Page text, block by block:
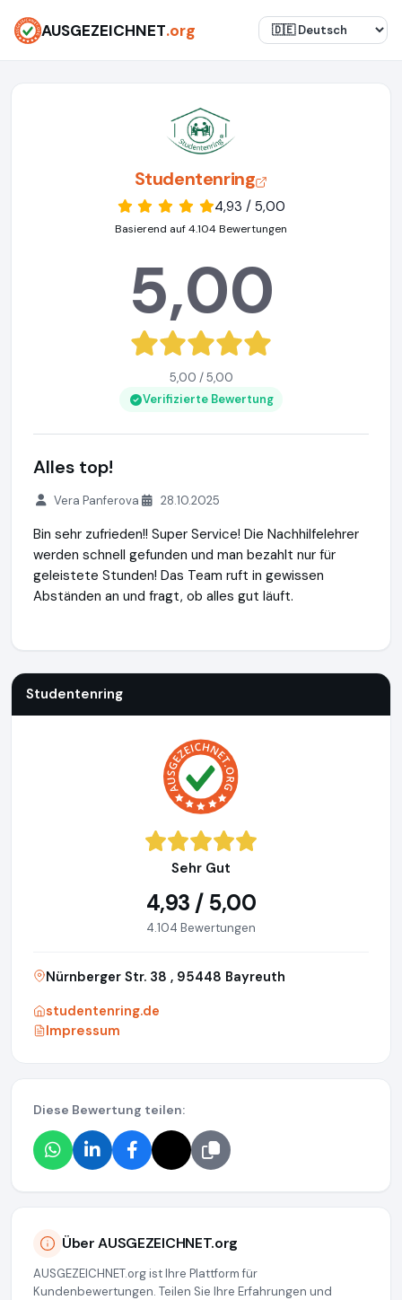
AUSGEZEICHNET.org
Studentenring
4,93 / 5,00
Basierend auf 4.104 Bewertungen
5,00
5,00 / 5,00
Verifizierte Bewertung
Alles top!
Vera Panferova 28.10.2025
Bin sehr zufrieden!! Super Service! Die Nachhilfelehrer
werden schnell gefunden und man bezahlt nur für
geleistete Stunden! Das Team ruft in gewissen
Abständen an und fragt, ob alles gut läuft.
Studentenring
Sehr Gut
4,93 / 5,00
4.104 Bewertungen
Nürnberger Str. 38 , 95448 Bayreuth
studentenring.de
Impressum
Diese Bewertung teilen:
Über AUSGEZEICHNET.org
AUSGEZEICHNET.org ist Ihre Plattform für
Kundenbewertungen. Teilen Sie Ihre Erfahrungen und